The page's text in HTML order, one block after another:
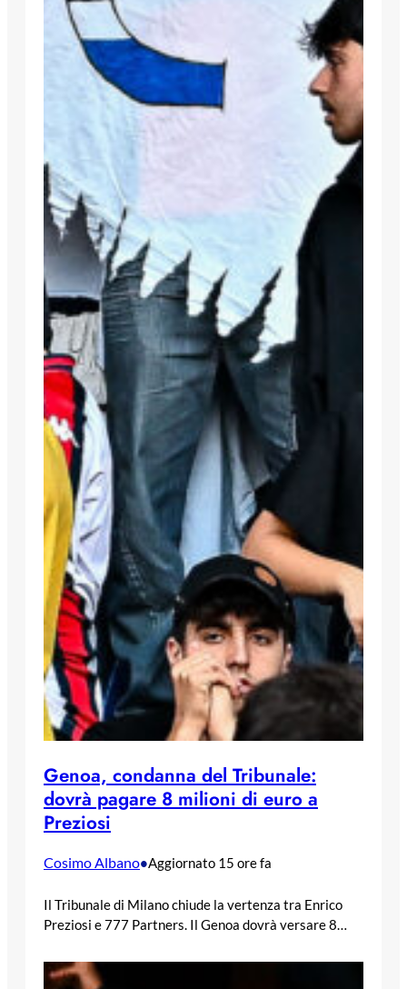
Genoa, condanna del Tribunale:
dovrà pagare 8 milioni di euro a
Preziosi
Cosimo Albano•Aggiornato 15 ore fa
Il Tribunale di Milano chiude la vertenza tra Enrico
Preziosi e 777 Partners. Il Genoa dovrà versare 8…